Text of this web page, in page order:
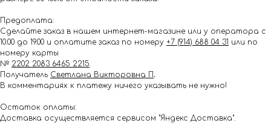
Предоплата:
Сделайте заказ в нашем интернет-магазине или у оператора с
10.00 до 19.00 и оплатите заказ по номеру +7 (914) 688 04 31 или по
номеру карты
№ 2202 2083 6465 2215.
Получатель Светлана Викторовна П .
В комментариях к платежу ничего указывать не нужно!
Остаток оплаты:
Доставка осуществляется сервисом "Яндекс Доставка".